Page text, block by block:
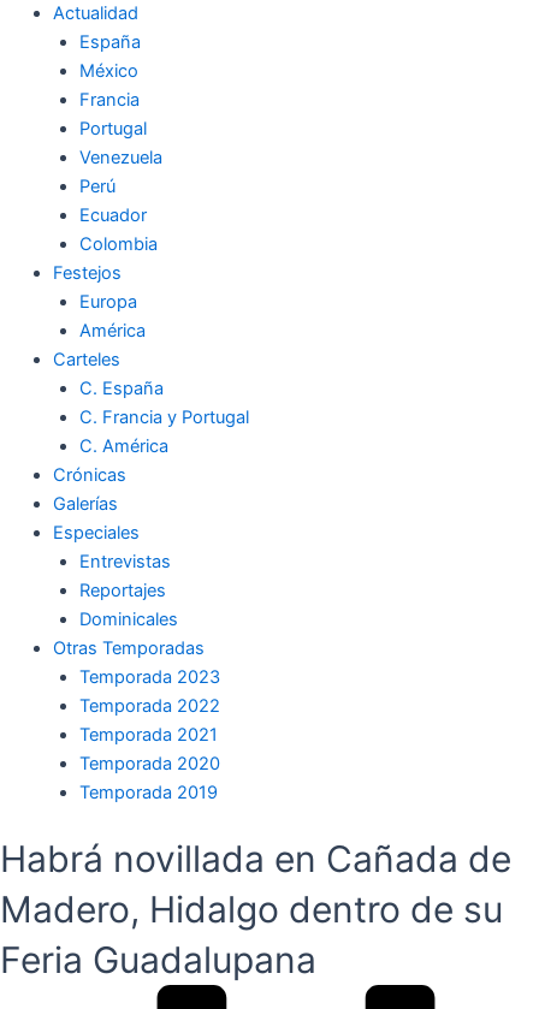
Actualidad
España
México
Francia
Portugal
Venezuela
Perú
Ecuador
Colombia
Festejos
Europa
América
Carteles
C. España
C. Francia y Portugal
C. América
Crónicas
Galerías
Especiales
Entrevistas
Reportajes
Dominicales
Otras Temporadas
Temporada 2023
Temporada 2022
Temporada 2021
Temporada 2020
Temporada 2019
Habrá novillada en Cañada de
Madero, Hidalgo dentro de su
Feria Guadalupana